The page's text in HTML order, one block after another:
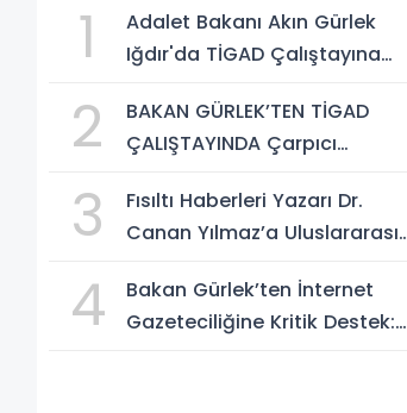
1
Adalet Bakanı Akın Gürlek
Iğdır'da TİGAD Çalıştayına
Sosyal Medya Düzenlemesi
Mesajı
2
BAKAN GÜRLEK’TEN TİGAD
ÇALIŞTAYINDA Çarpıcı
Yeni Bir Aydınlığa Uyanacağız"
3
Fısıltı Haberleri Yazarı Dr.
Canan Yılmaz’a Uluslararası
Abdul Kalam İlham Ödülü
2026”
4
Bakan Gürlek’ten İnternet
Gazeteciliğine Kritik Destek: